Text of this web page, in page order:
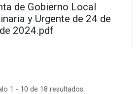
de Gobierno Local
y Urgente de 24 de
2024.pdf
1 - 10 de 18 resultados.